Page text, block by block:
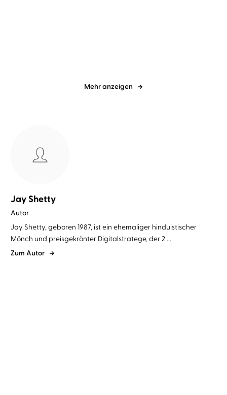
Mehr anzeigen
Jay Shetty
Autor
Jay Shetty, geboren 1987, ist ein ehemaliger hinduistischer
Mönch und preisgekrönter Digitalstratege, der 2 ...
Zum Autor